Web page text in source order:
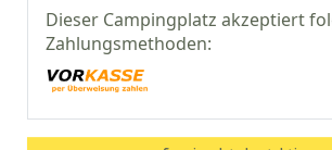
Dieser Campingplatz akzeptiert
Zahlungsmethoden: